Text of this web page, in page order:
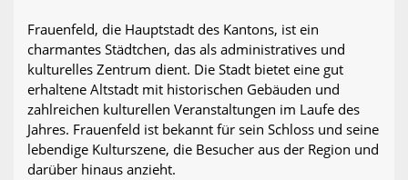
Frauenfeld, die Hauptstadt des Kantons, ist ein
charmantes Städtchen, das als administratives und
kulturelles Zentrum dient. Die Stadt bietet eine gut
erhaltene Altstadt mit historischen Gebäuden und
zahlreichen kulturellen Veranstaltungen im Laufe des
Jahres. Frauenfeld ist bekannt für sein Schloss und seine
lebendige Kulturszene, die Besucher aus der Region und
darüber hinaus anzieht.